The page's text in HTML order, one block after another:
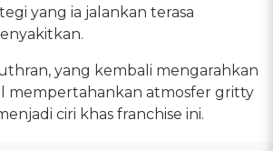
yang ia jalankan terasa
yang kembali mengarahkan
mempertahankan atmosfer gritty
ciri khas franchise ini.